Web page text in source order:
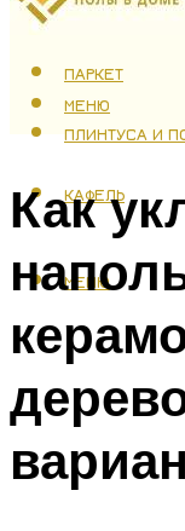
ТЕПЛЫЙ ПОЛ
ПАРКЕТ
ПЛИНТУСА И
КАФЕЛЬ
МЕНЮ
МЕНЮ
Как